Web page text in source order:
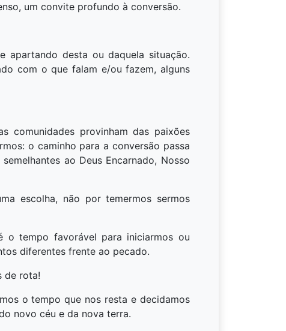
um convite profundo à conversão.
apartando desta ou daquela situação.
com o que falam e/ou fazem, alguns
comunidades provinham das paixões
o caminho para a conversão passa
ao Deus Encarnado, Nosso
escolha, não por temermos sermos
o tempo favorável para iniciarmos ou
diferentes frente ao pecado.
de rota!
o tempo que nos resta e decidamos
novo céu e da nova terra.